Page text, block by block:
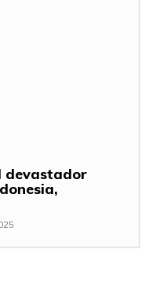
devastador